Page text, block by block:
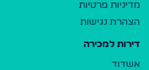
מדיניות פרטיות
הצהרת נגישות
דירות למכירה
אשדוד